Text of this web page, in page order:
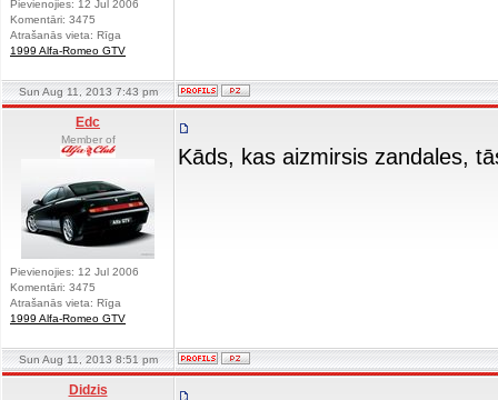
Pievienojies: 12 Jul 2006
Komentāri: 3475
Atrašanās vieta: Rīga
1999 Alfa-Romeo GTV
Sun Aug 11, 2013 7:43 pm
Edc
Member of
Pievienojies: 12 Jul 2006
Komentāri: 3475
Atrašanās vieta: Rīga
1999 Alfa-Romeo GTV
Kāds, kas aizmirsis zandales,
Sun Aug 11, 2013 8:51 pm
Didzis